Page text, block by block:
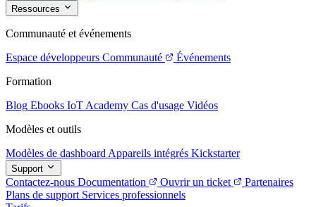
Ressources
Communauté et événements
Espace développeurs Communauté
Événements
Formation
Blog Ebooks IoT Academy Cas d'usage Vidéos
Modèles et outils
Modèles de dashboard Appareils intégrés Kickstarter
Support
Contactez-nous Documentation Ouvrir un ticket
Partenaires
Plans de support Services professionnels